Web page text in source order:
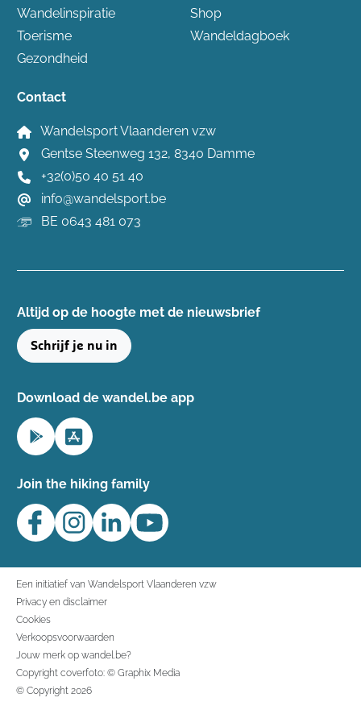
Wandelinspiratie
Toerisme
Gezondheid
Shop
Wandeldagboek
Contact
Wandelsport Vlaanderen vzw
Gentse Steenweg 132, 8340 Damme
+32(0)50 40 51 40
info@wandelsport.be
BE 0643 481 073
Altijd op de hoogte ​met de nieuwsbrief
Schrijf je nu in
Download de wandel.be app
Join the hiking family
Een initiatief van Wandelsport Vlaanderen vzw
Privacy en disclaimer
Cookies
Verkoopsvoorwaarden
Jouw merk op wandel.be?
Copyright coverfoto: © Graphix Media
© Copyright 2026